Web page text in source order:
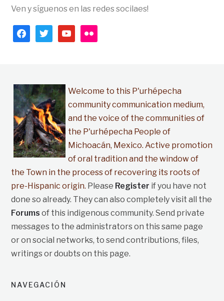
Ven y síguenos en las redes socilaes!
facebooktwitteryoutubeflickr
Welcome to this P'urhépecha
community communication medium,
and the voice of the communities of
the P'urhépecha People of
Michoacán, Mexico. Active promotion
of oral tradition and the window of
the Town in the process of recovering its roots of
pre-Hispanic origin. Please Register if you have not
done so already. They can also completely visit all the
Forums of this indigenous community. Send private
messages to the administrators on this same page
or on social networks, to send contributions, files,
writings or doubts on this page.
NAVEGACIÓN